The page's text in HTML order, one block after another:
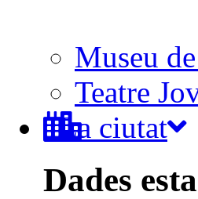
Museu
Teatre
La ciutat
Dades